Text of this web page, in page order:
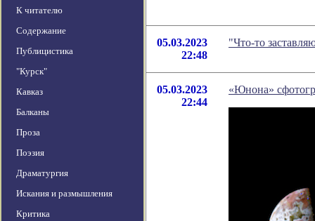
К читателю
Содержание
Публицистика
"Курск"
Кавказ
Балканы
Проза
Поэзия
Драматургия
Искания и размышления
Критика
05.03.2023
22:48
"Что-то
05.03.2023
22:44
«Юнона»